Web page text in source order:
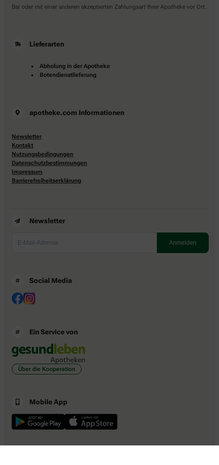
Bar oder mit einer anderen akzeptierten Zahlungsart Ihrer Apotheke vor Ort.
Lieferarten
Abholung in der Apotheke
Botendienstlieferung
apotheke.com Informationen
Newsletter
Kontakt
Nutzungsbedingungen
Datenschutzbestimmungen
Impressum
Barrierefreiheitserklärung
Newsletter
Social Media
Ein Service von
Über die Kooperation
Mobile App